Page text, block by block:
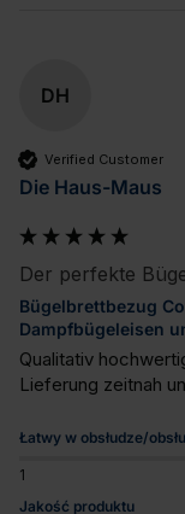
DH
Verified Customer
Die Haus-Maus
Der perfekte
Bügelbrettbezug
Dampfbügeleisen
Qualitativ
Lieferung zeitnah
Łatwy w obsłudze/
1
Jakość produktu